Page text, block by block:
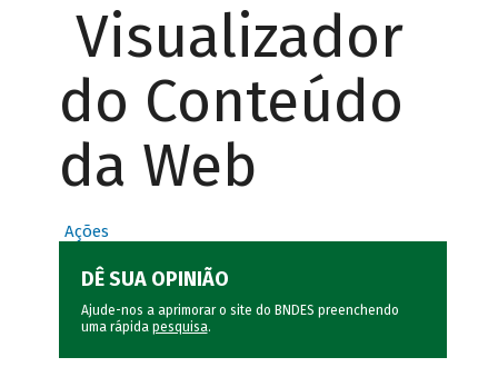
Visualizador
do Conteúdo
da Web
Ações
DÊ SUA OPINIÃO
Ajude-nos a aprimorar o site do BNDES preenchendo
uma rápida pesquisa.